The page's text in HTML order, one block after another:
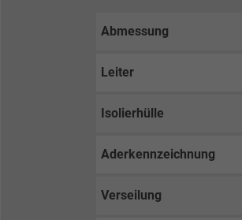
Abmessung
Leiter
Isolierhülle
Aderkennzeichnung
Verseilung